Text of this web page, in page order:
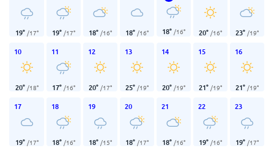
19° /17° 19° /17° 18° /16° 18° /16° 18° /16° 20° /16° 23° /19°
10
20° /18°
11
17° /16°
12
20° /17°
13
25° /19°
14
20° /19°
15
21° /19°
16
21° /19°
17
19° /17°
18
18° /16°
19
18° /15°
20
18° /17°
21
18° /16°
22
19° /16°
23
19° /17°